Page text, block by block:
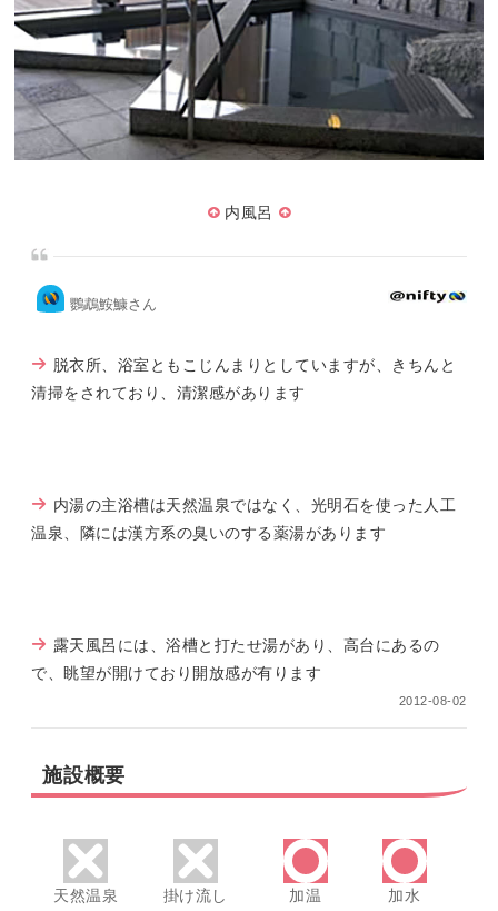
内風呂
鸚鵡鮟鱇さん
脱衣所、浴室ともこじんまりとしていますが、きちんと
清掃をされており、清潔感があります
内湯の主浴槽は天然温泉ではなく、光明石を使った人工
温泉、隣には漢方系の臭いのする薬湯があります
露天風呂には、浴槽と打たせ湯があり、高台にあるの
で、眺望が開けており開放感が有ります
2012-08-02
施設概要
天然温泉 掛け流し 加温 加水